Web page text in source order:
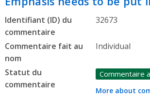
Identifiant (ID) du
commentaire
32673
Commentaire fait au
nom
Individual
Statut du
commentaire
Commentaire
More about